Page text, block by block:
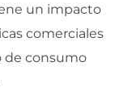
un impacto
comerciales
de consumo